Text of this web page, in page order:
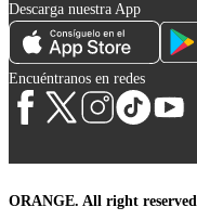
Descarga nuestra App
Encuéntranos en redes
ORANGE. All right reserved